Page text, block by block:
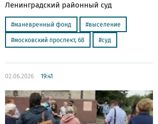
Ленинградский районный суд
маневренный фонд выселение
московский проспект, 68 суд
02.06.2026 19:41